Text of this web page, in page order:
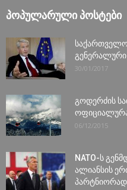
ᲞᲝᲞᲣᲚᲐᲠᲣᲚᲘ ᲞᲝᲡᲢᲔᲑᲘ
გენერალური
30/01/2017
გოდერძის
06/12/2015
NATO-ს
ალიანსის
პარტნიორად